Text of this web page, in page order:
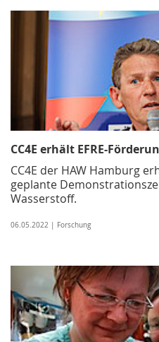
CC4E erhält EFRE-
CC4E der HAW Hamburg
geplante
Wasserstoff.
06.05.2022 | Forschung